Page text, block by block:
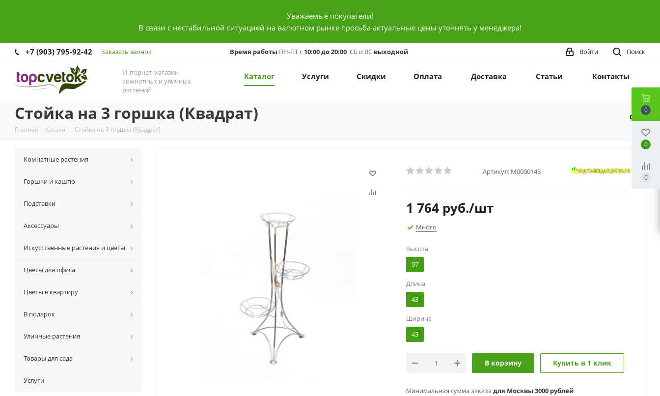
Уважаемые покупатели!
В связи с нестабильной ситуацией на валютном рынке просьба актуальные цены уточнять у менеджера!
+7 (903) 795-92-42 Заказать звонок Время работы ПН-ПТ с 10:00 до 20:00 СБ и ВС выходной Поиск
Войти
Интернет магазин
комнатных и уличных
растений
Каталог Услуги Скидки Оплата Доставка Статьи Контакты
Стойка на 3 горшка (Квадрат)
Главная - Каталог - Стойка на 3 горшка (Квадрат)
Артикул: М0000143
1 764 руб./шт
Много
Высота
97
Длина
43
Ширина
43
В корзину Купить в 1 клик
Минимальная сумма заказа для Москвы 3000 рублей
Комнатные растения
Горшки и кашпо
Подставки
Аксессуары
Искусственные растения и цветы
Цветы для офиса
Цветы в квартиру
В подарок
Уличные растения
Товары для сада
Услуги
0
0
0